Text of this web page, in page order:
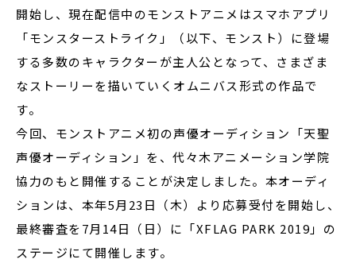
開始し、現在配信中のモンストアニメはスマホアプリ
「モンスターストライク」（以下、モンスト）に登場
する多数のキャラクターが主人公となって、さまざま
なストーリーを描いていくオムニバス形式の作品で
す。
今回、モンストアニメ初の声優オーディション「天聖
声優オーディション」を、代々木アニメーション学院
協力のもと開催することが決定しました。本オーディ
ションは、本年5月23日（木）より応募受付を開始し、
最終審査を7月14日（日）に「XFLAG PARK 2019」の
ステージにて開催します。